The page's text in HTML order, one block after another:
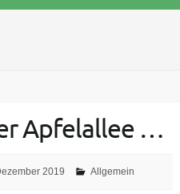
Apfelallee …
2019 Allgemein